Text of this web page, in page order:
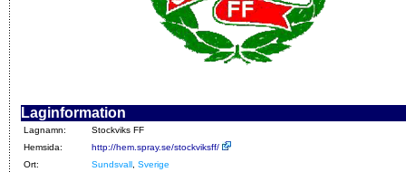
Laginformation
Lagnamn:
Stockviks FF
Hemsida:
http://hem.spray.se/stockviksff/
Ort:
Sundsvall Sverige